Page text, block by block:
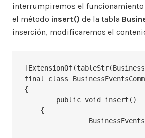
interrumpiremos el funcionamiento
el método insert() de la tabla
inserción, modificaremos el
final class
{